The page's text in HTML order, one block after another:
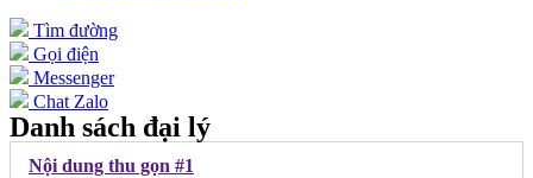
Tìm đường
Gọi điện
Messenger
Chat Zalo
Danh sách đại lý
Nội dung thu gọn #1